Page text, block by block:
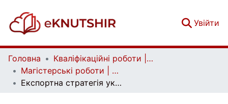
Увійти
Головна
Кваліфікаційні роботи | Qualifying works
Магістерські роботи | Master's theses
Експортна стратегія українських виробників цукру на міжнародних ринках